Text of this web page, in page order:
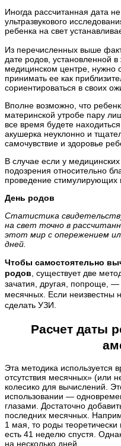
Иногда рассчитанная дата
ультразвукового
ребенка на свет
Из перечисленных выше
дате родов, установленной
медицинском центре, нужно
принимать ее как
сориентироваться в своих
Вполне возможно, что
материнской утробе пару
все время будете
акушерка неуклонно и
самочувствие и здоровье
В случае если у
подозрения относительно
проведение стимулирующих
День родов
Статистика
на свет точно в
этот мир с опережением
дней.
Чтобы самостоятельно
родов, существует две
зачатия, другая, попроще,
месячных. Если неизвестны
сделать УЗИ.
Расчет даты
Эта методика используется
отсутствия месячных» (или
колесико для вычислений.
использовании —
глазами. Достаточно
последних месячных.
1 мая, то роды
есть 41 неделю спустя.
на несколько дней.